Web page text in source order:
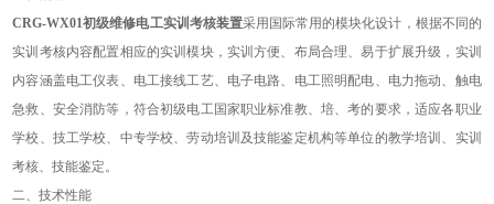
CRG-WX01初级维修电工实训考核装置采用国际常用的模块化设计，根据不同的
实训考核内容配置相应的实训模块，实训方便、布局合理、易于扩展升级，实训
内容涵盖电工仪表、电工接线工艺、电子电路、电工照明配电、电力拖动、触电
急救、安全消防等，符合初级电工国家职业标准教、培、考的要求，适应各职业
学校、技工学校、中专学校、劳动培训及技能鉴定机构等单位的教学培训、实训
考核、技能鉴定。
二、技术性能